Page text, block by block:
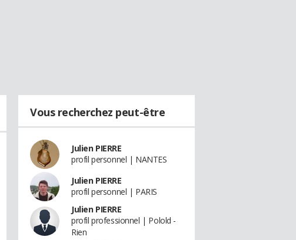
Vous recherchez peut-être
Julien PIERRE
profil personnel | NANTES
Julien PIERRE
profil personnel | PARIS
Julien PIERRE
profil professionnel | Polold -
Rien